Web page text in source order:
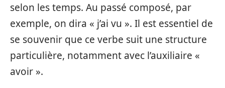
selon les temps. Au passé composé, par
exemple, on dira « j’ai vu ». Il est essentiel de
se souvenir que ce verbe suit une structure
particulière, notamment avec l’auxiliaire «
avoir ».